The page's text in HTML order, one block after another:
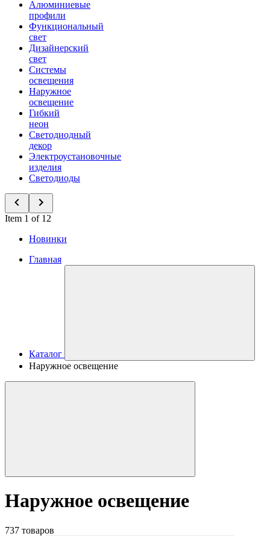
Алюминиевые
профили
Функциональный
свет
Дизайнерский
свет
Системы
освещения
Наружное
освещение
Гибкий
неон
Светодиодный
декор
Электроустановочные
изделия
Светодиоды
Item 1 of 12
Новинки
Главная
Каталог
Наружное освещение
Наружное освещение
737 товаров